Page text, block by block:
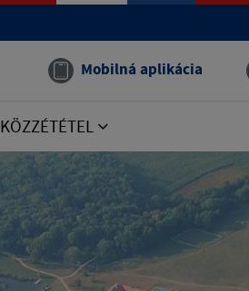
Mobilná aplikácia
KÖZZÉTÉTEL